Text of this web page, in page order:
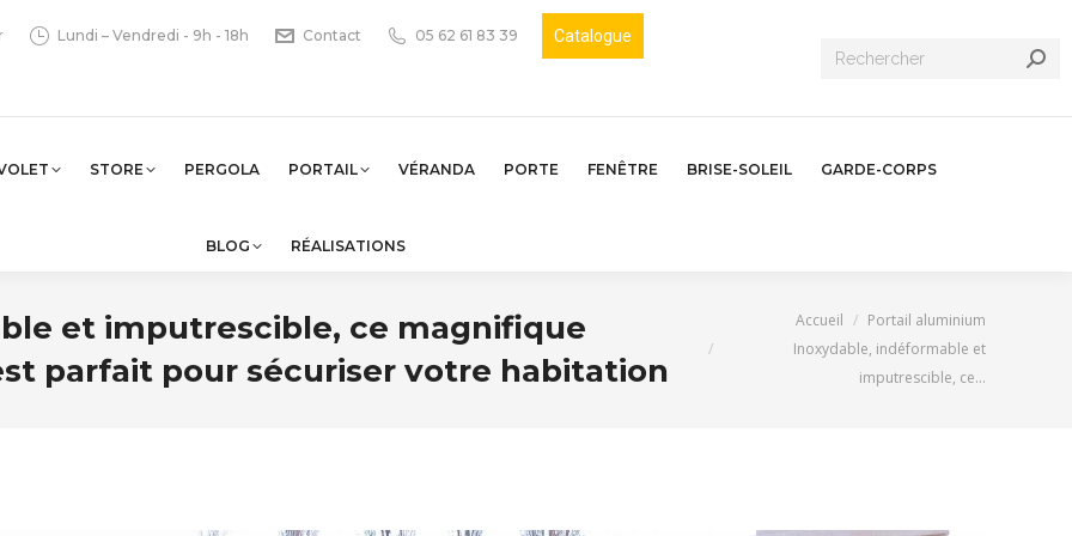
Lundi – Vendredi - 9h - 18h Contact 05 62 61 83 39 Catalogue
Recherche
STORE PERGOLA PORTAIL VÉRANDA PORTE FENÊTRE BRISE-SOLEIL GARDE-CORPS
BLOG RÉALISATIONS
et imputrescible, ce magnifique
parfait pour sécuriser votre habitation
Vous êtes ici :Accueil
Portail aluminium
Inoxydable, indéformable et
imputrescible, ce…